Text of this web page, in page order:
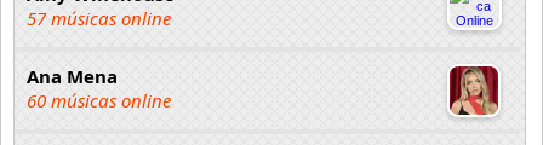
57 músicas online
Ana Mena
60 músicas online